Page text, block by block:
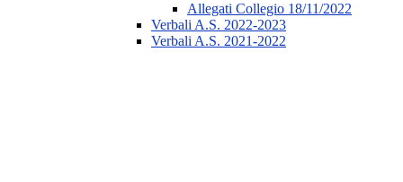
Allegati Collegio 18/11/2022
Verbali A.S. 2022-2023
Verbali A.S. 2021-2022